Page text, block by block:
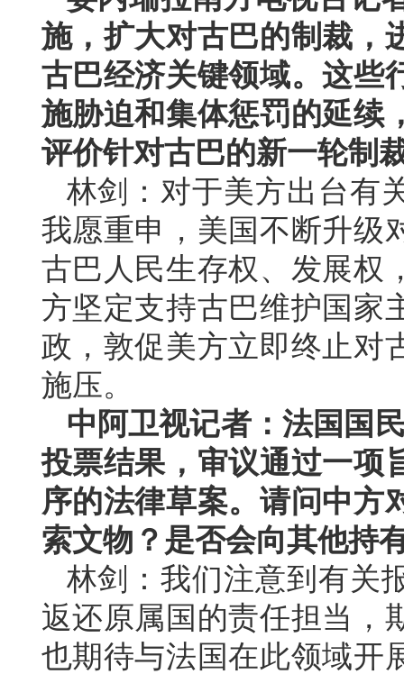
施，扩大对古巴的制裁，
古巴经济关键领域。这些
施胁迫和集体惩罚的延续
评价针对古巴的新一轮制
林剑：对于美方出台有
我愿重申，美国不断升级
古巴人民生存权、发展权
方坚定支持古巴维护国家
政，敦促美方立即终止对
施压。
中阿卫视记者：法国国
投票结果，审议通过一项
序的法律草案。请问中方
索文物？是否会向其他持
林剑：我们注意到有关
返还原属国的责任担当，
也期待与法国在此领域开